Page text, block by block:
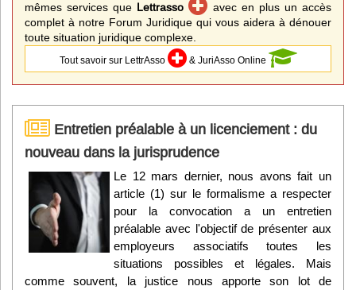
mêmes services que Lettrasso
avec en plus un accès
complet à notre Forum Juridique qui vous aidera à dénouer
toute situation juridique complexe.
Tout savoir sur LettrAsso & JuriAsso Online
Entretien préalable à un licenciement : du
nouveau dans la jurisprudence
Le 12 mars dernier, nous avons fait un
article (1) sur le formalisme a respecter
pour la convocation a un entretien
préalable avec l'objectif de présenter aux
employeurs associatifs toutes les
situations possibles et légales. Mais
comme souvent, la justice nous apporte son lot de